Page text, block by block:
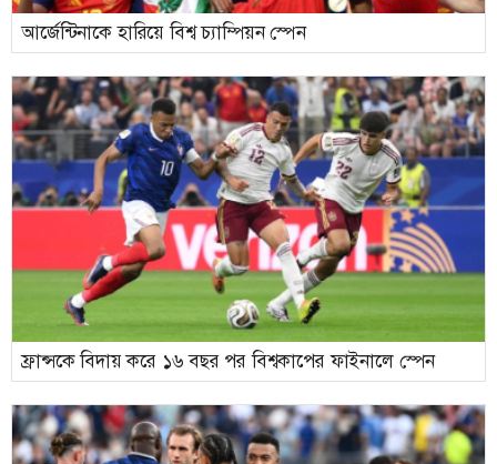
আর্জেন্টিনাকে হারিয়ে বিশ্ব চ্যাম্পিয়ন স্পেন
ফ্রান্সকে বিদায় করে ১৬ বছর পর বিশ্বকাপের ফাইনালে স্পেন